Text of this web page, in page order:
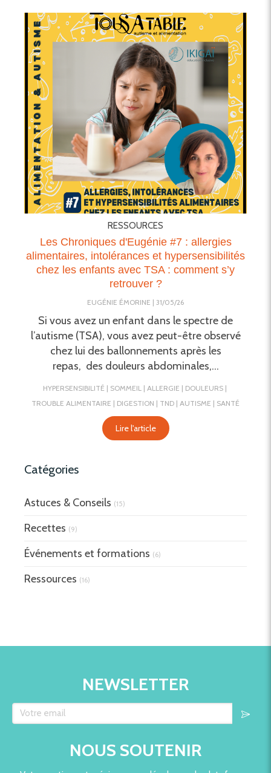
RESSOURCES
Les Chroniques d'Eugénie #7 : allergies
alimentaires, intolérances et hypersensibilités
chez les enfants avec TSA : comment s’y
retrouver ?
EUGÉNIE ÉMORINE 31/05/26
Si vous avez un enfant dans le spectre de
l’autisme (TSA), vous avez peut-être observé
chez lui des ballonnements après les
repas, des douleurs abdominales,...
HYPERSENSIBILITÉ SOMMEIL ALLERGIE
DOULEURS
TROUBLE ALIMENTAIRE
DIGESTION TND AUTISME SANTÉ
Lire l'article
Catégories
Astuces & Conseils (15)
Recettes (9)
Événements et formations (6)
Ressources (16)
NEWSLETTER
Votre email
NOUS SOUTENIR